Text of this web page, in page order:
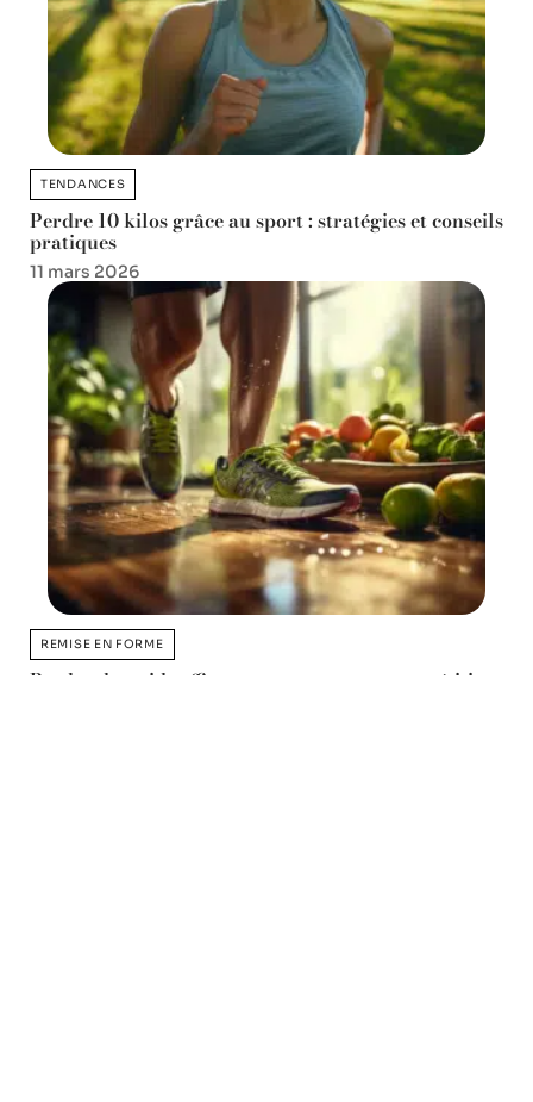
TENDANCES
Perdre 10 kilos grâce au sport : stratégies et conseils
pratiques
11 mars 2026
REMISE EN FORME
Perdre du poids efficacement avant une compétition